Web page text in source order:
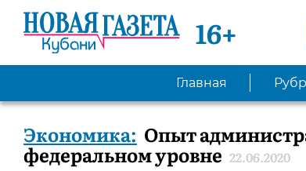
16+
Главная
Экономика: Опыт
федеральном уровне 22.06.2020